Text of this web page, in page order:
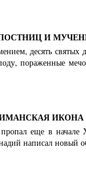
И
десять
пораженные
еще в
написал